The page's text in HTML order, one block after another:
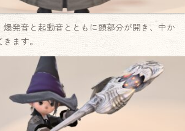
爆発音と起動音とともに頭部分が開き、中か
ます。